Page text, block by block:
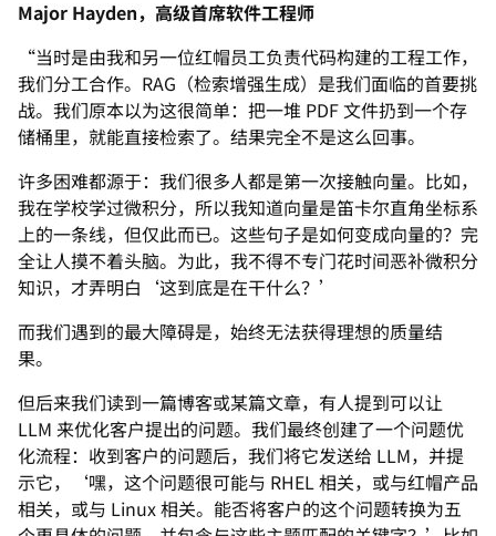
Major Hayden，高级首席软件工程师
“当时是由我和另一位红帽员工负责代码构建的工程工作，
我们分工合作。RAG（检索增强生成）是我们面临的首要挑
战。我们原本以为这很简单：把一堆 PDF 文件扔到一个存
储桶里，就能直接检索了。结果完全不是这么回事。
许多困难都源于：我们很多人都是第一次接触向量。比如，
我在学校学过微积分，所以我知道向量是笛卡尔直角坐标系
上的一条线，但仅此而已。这些句子是如何变成向量的？完
全让人摸不着头脑。为此，我不得不专门花时间恶补微积分
知识，才弄明白‘这到底是在干什么？’
而我们遇到的最大障碍是，始终无法获得理想的质量结
果。
但后来我们读到一篇博客或某篇文章，有人提到可以让
LLM 来优化客户提出的问题。我们最终创建了一个问题优
化流程：收到客户的问题后，我们将它发送给 LLM，并提
示它，‘嘿，这个问题很可能与 RHEL 相关，或与红帽产品
相关，或与 Linux 相关。能否将客户的这个问题转换为五